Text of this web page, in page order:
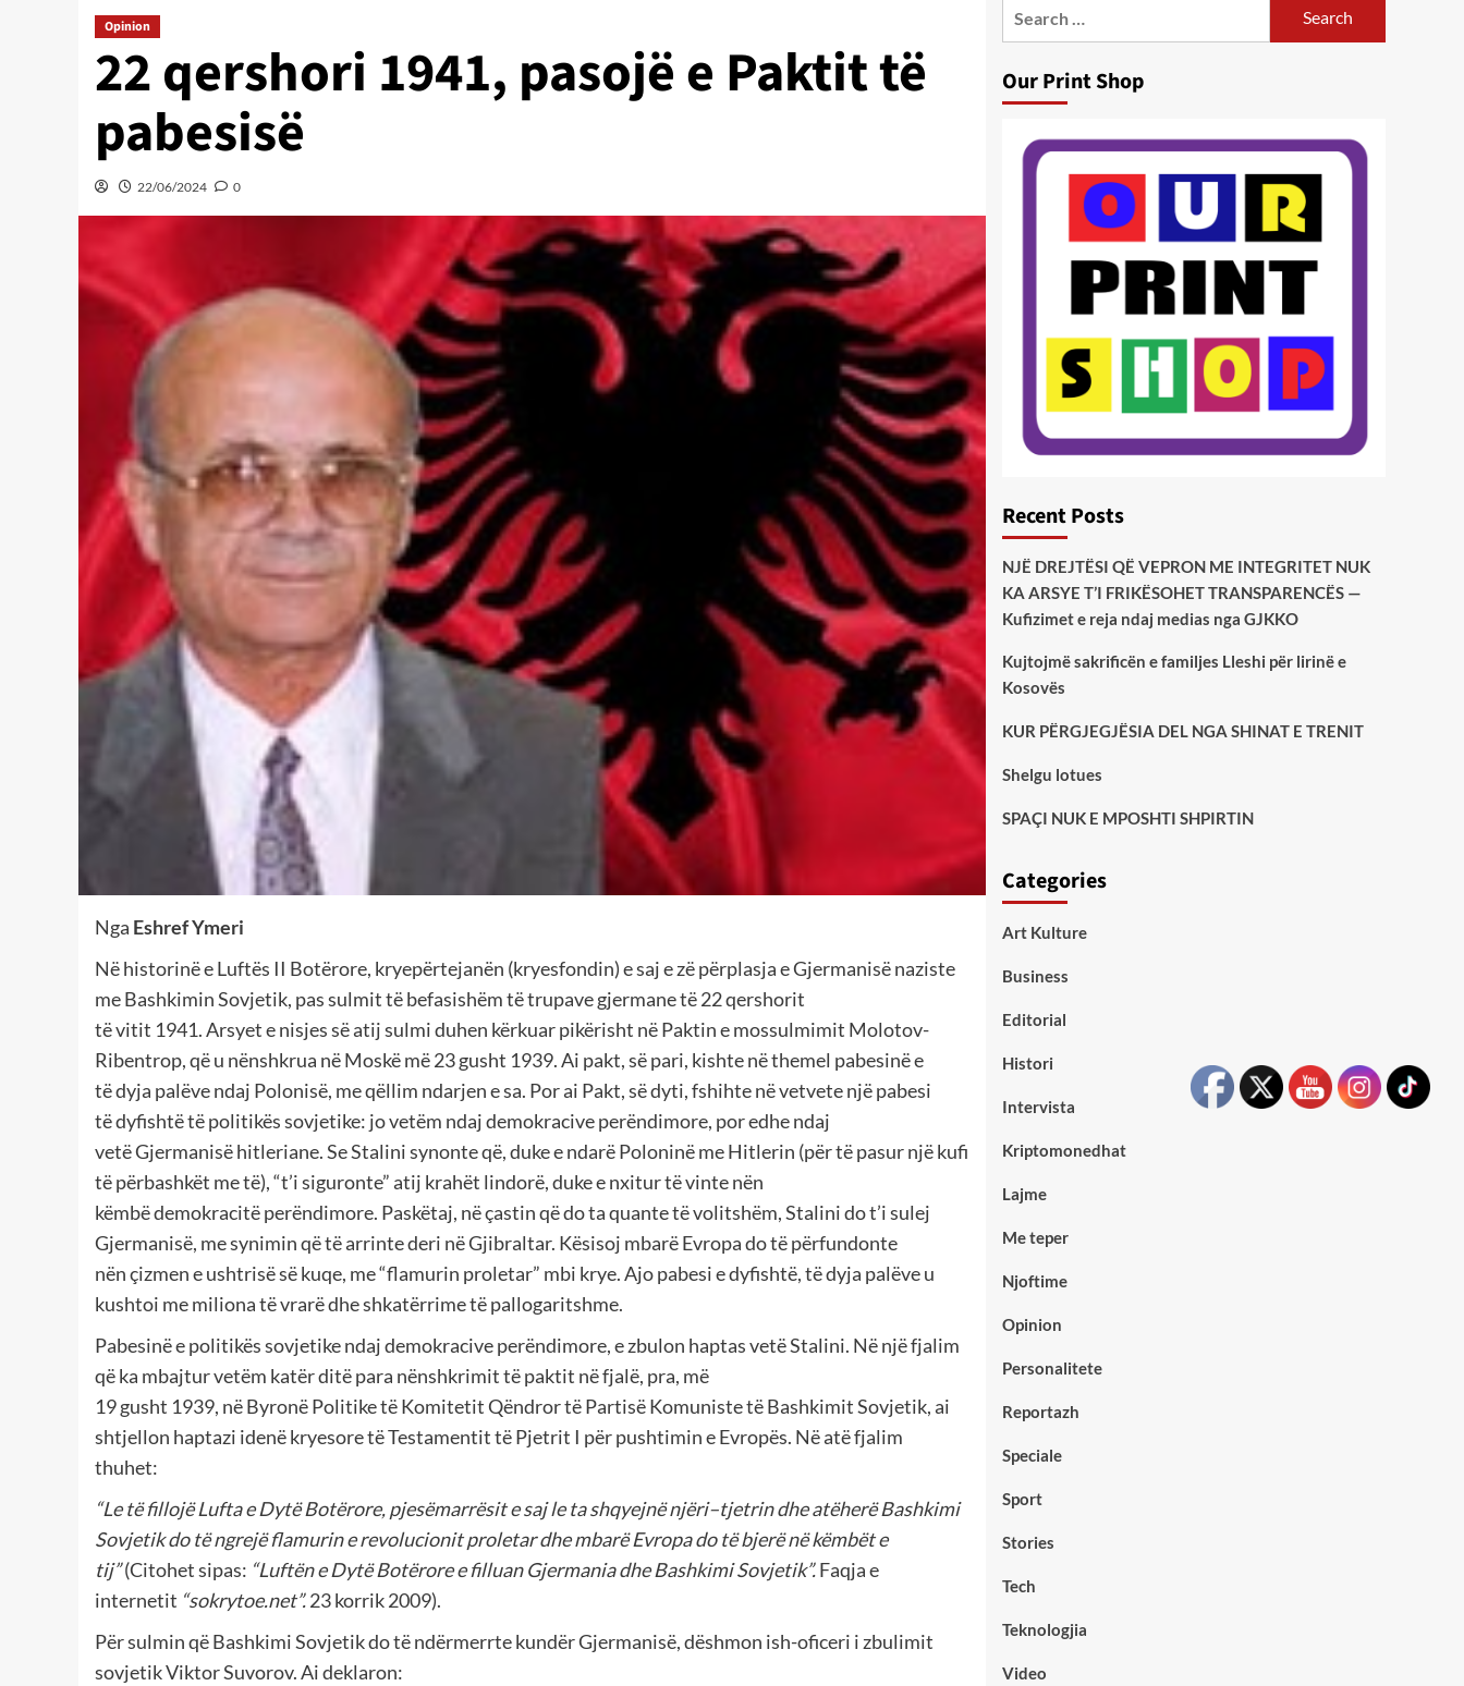
Opinion
22 qershori 1941, pasojë e Paktit të
pabesisë
22/06/2024 0
Nga Eshref Ymeri
Në historinë e Luftës II Botërore, kryepërtejanën (kryesfondin) e saj e zë përplasja e Gjermanisë naziste
me Bashkimin Sovjetik, pas sulmit të befasishëm të trupave gjermane të 22 qershorit
të vitit 1941. Arsyet e nisjes së atij sulmi duhen kërkuar pikërisht në Paktin e mossulmimit Molotov-
Ribentrop, që u nënshkrua në Moskë më 23 gusht 1939. Ai pakt, së pari, kishte në themel pabesinë e
të dyja palëve ndaj Polonisë, me qëllim ndarjen e sa. Por ai Pakt, së dyti, fshihte në vetvete një pabesi
të dyfishtë të politikës sovjetike: jo vetëm ndaj demokracive perëndimore, por edhe ndaj
vetë Gjermanisë hitleriane. Se Stalini synonte që, duke e ndarë Poloninë me Hitlerin (për të pasur një kufi
të përbashkët me të), “t’i siguronte” atij krahët lindorë, duke e nxitur të vinte nën
këmbë demokracitë perëndimore. Paskëtaj, në çastin që do ta quante të volitshëm, Stalini do t’i sulej
Gjermanisë, me synimin që të arrinte deri në Gjibraltar. Kësisoj mbarë Evropa do të përfundonte
nën çizmen e ushtrisë së kuqe, me “flamurin proletar” mbi krye. Ajo pabesi e dyfishtë, të dyja palëve u
kushtoi me miliona të vrarë dhe shkatërrime të pallogaritshme.
Pabesinë e politikës sovjetike ndaj demokracive perëndimore, e zbulon haptas vetë Stalini. Në një fjalim
që ka mbajtur vetëm katër ditë para nënshkrimit të paktit në fjalë, pra, më
19 gusht 1939, në Byronë Politike të Komitetit Qëndror të Partisë Komuniste të Bashkimit Sovjetik, ai
shtjellon haptazi idenë kryesore të Testamentit të Pjetrit I për pushtimin e Evropës. Në atë fjalim
thuhet:
“Le tëfillojëLufta e DytëBotërore,pjesëmarrësit e saj le ta shqyejnënjëri–tjetrin dhe atëherëBashkimi
Sovjetik do tëngrejëflamurin e revolucionit proletar dhe mbarëEvropa do tëbjerënëkëmbët e
tij”(Citohet sipas: “Luftën e DytëBotërore e filluan Gjermania dhe Bashkimi Sovjetik”.Faqja e
internetit “sokrytoe.net”.23 korrik 2009).
Për sulmin që Bashkimi Sovjetik do të ndërmerrte kundër Gjermanisë, dëshmon ish-oficeri i zbulimit
sovjetik Viktor Suvorov. Ai deklaron:
Our Print Shop
Recent Posts
NJË DREJTËSI QË VEPRON ME INTEGRITET NUK
KA ARSYE T’I FRIKËSOHET TRANSPARENCËS —
Kufizimet e reja ndaj medias nga GJKKO
Kujtojmë sakrificën e familjes Lleshi për lirinë e
Kosovës
KUR PËRGJEGJËSIA DEL NGA SHINAT E TRENIT
Shelgu lotues
SPAÇI NUK E MPOSHTI SHPIRTIN
Categories
Art Kulture
Business
Editorial
Histori
Intervista
Kriptomonedhat
Lajme
Me teper
Njoftime
Opinion
Personalitete
Reportazh
Speciale
Sport
Stories
Tech
Teknologjia
Video